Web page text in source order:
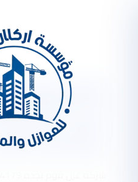
شركة عزل
مع ضمان